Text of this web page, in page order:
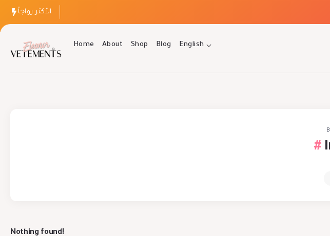
الأكثر رواجاً
Home About Shop Blog English
Nothing found!